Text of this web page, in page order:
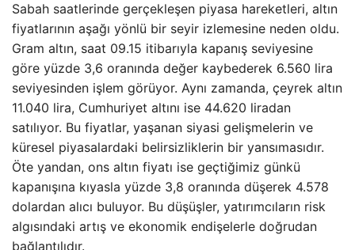
Sabah saatlerinde gerçekleşen piyasa hareketleri, altın
fiyatlarının aşağı yönlü bir seyir izlemesine neden oldu.
Gram altın, saat 09.15 itibarıyla kapanış seviyesine
göre yüzde 3,6 oranında değer kaybederek 6.560 lira
seviyesinden işlem görüyor. Aynı zamanda, çeyrek altın
11.040 lira, Cumhuriyet altını ise 44.620 liradan
satılıyor. Bu fiyatlar, yaşanan siyasi gelişmelerin ve
küresel piyasalardaki belirsizliklerin bir yansımasıdır.
Öte yandan, ons altın fiyatı ise geçtiğimiz günkü
kapanışına kıyasla yüzde 3,8 oranında düşerek 4.578
dolardan alıcı buluyor. Bu düşüşler, yatırımcıların risk
algısındaki artış ve ekonomik endişelerle doğrudan
bağlantılıdır.